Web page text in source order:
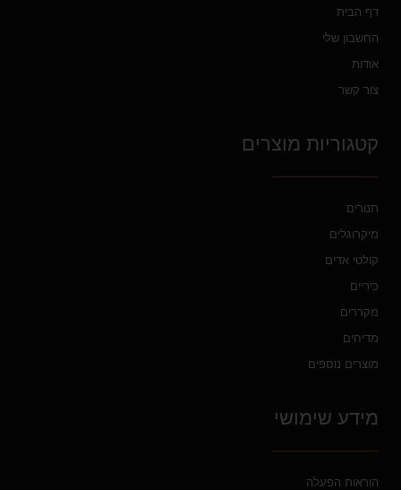
דף הבית
החשבון שלי
אודות
צור קשר
קטגוריות מוצרים
תנורים
מיקרוגלים
קולטי אדים
כיריים
מקררים
מדיחים
מוצרים נוספים
מידע שימושי
הוראות הפעלה